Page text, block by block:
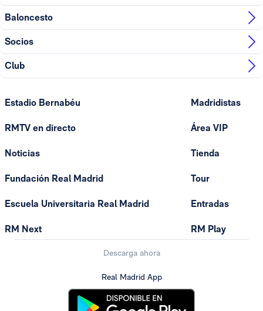
Baloncesto
Socios
Club
Estadio Bernabéu
RMTV en directo
Noticias
Fundación Real Madrid
Escuela Universitaria Real Madrid
RM Next
Madridistas
Área VIP
Tienda
Tour
Entradas
RM Play
Descarga ahora
Real Madrid App